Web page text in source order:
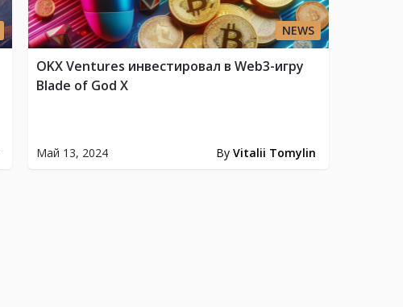
NEWS
Май 13, 2024 By Vitalii Tomylin
OKX Ventures инвестировал в Web3-игру
Blade of God X